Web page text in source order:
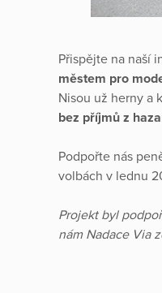
Přispějte na naší
městem pro
Nisou už herny a
bez příjmů z
Podpořte nás
volbách v lednu
Projekt byl
nám Nadace Via